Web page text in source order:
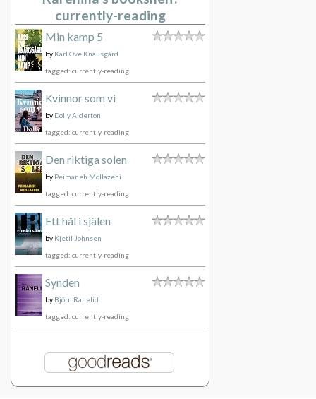
currently-reading
Min kamp 5
by Karl Ove Knausgård
tagged: currently-reading
Kvinnor som vi
by Dolly Alderton
tagged: currently-reading
Den riktiga solen
by Peimaneh Mollazehi
tagged: currently-reading
Ett hål i själen
by Kjetil Johnsen
tagged: currently-reading
Synden
by Björn Ranelid
tagged: currently-reading